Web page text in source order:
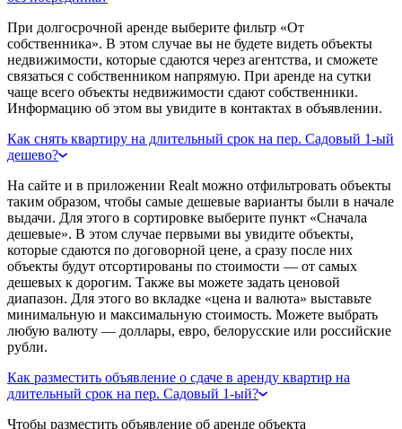
При долгосрочной аренде выберите фильтр «От
собственника». В этом случае вы не будете видеть объекты
недвижимости, которые сдаются через агентства, и сможете
связаться с собственником напрямую. При аренде на сутки
чаще всего объекты недвижимости сдают собственники.
Информацию об этом вы увидите в контактах в объявлении.
Как снять квартиру на длительный срок на пер. Садовый 1-ый
дешево?
На сайте и в приложении Realt можно отфильтровать объекты
таким образом, чтобы самые дешевые варианты были в начале
выдачи. Для этого в сортировке выберите пункт «Сначала
дешевые». В этом случае первыми вы увидите объекты,
которые сдаются по договорной цене, а сразу после них
объекты будут отсортированы по стоимости — от самых
дешевых к дорогим. Также вы можете задать ценовой
диапазон. Для этого во вкладке «цена и валюта» выставьте
минимальную и максимальную стоимость. Можете выбрать
любую валюту — доллары, евро, белорусские или российские
рубли.
Как разместить объявление о сдаче в аренду квартир на
длительный срок на пер. Садовый 1-ый?
Чтобы разместить объявление об аренде объекта